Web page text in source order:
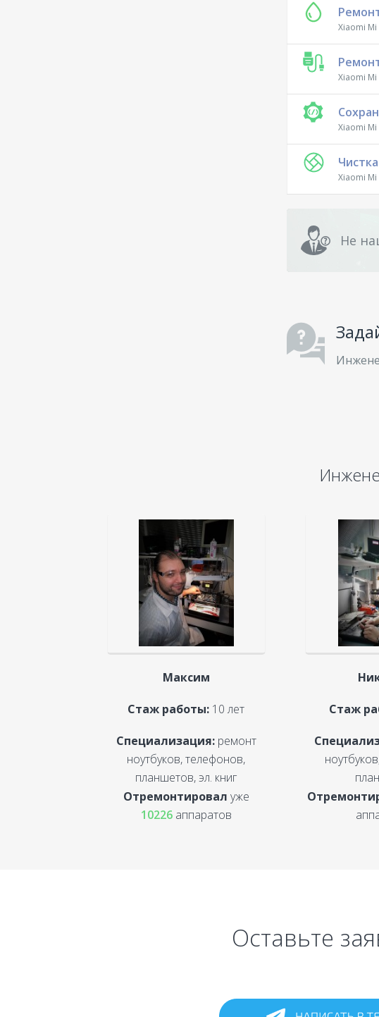
Xiaomi Mi
Xiaomi Mi
Xiaomi Mi
Xiaomi Mi
Не
Максим
Стаж работы: 10 лет
Специализация:ремонт
ноутбуков, телефонов,
планшетов, эл. книг
Отремонтировал уже
10226аппаратов
Стаж
Оставьте